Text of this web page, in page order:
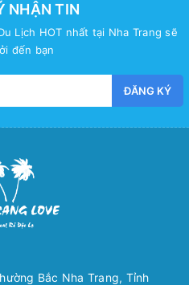
NHẬN TIN
Lịch HOT nhất tại Nha Trang sẽ
đến bạn
ĐĂNG KÝ
Bắc Nha Trang, Tỉnh